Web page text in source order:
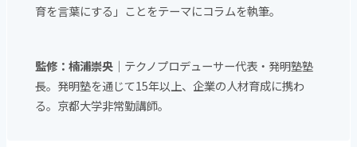
育を言葉にする」ことをテーマにコラムを執筆。
監修：楠浦崇央 ｜テクノプロデューサー代表・発明塾塾
長。発明塾を通じて15年以上、企業の人材育成に携わ
る。京都大学非常勤講師。